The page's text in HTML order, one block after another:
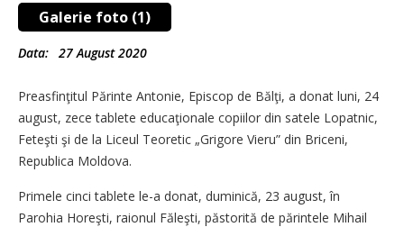
Galerie foto (1)
Data: 27 August 2020
Preasfinţitul Părinte Antonie, Episcop de Bălţi, a donat luni, 24
august, zece tablete educaţionale copiilor din satele Lopatnic,
Feteşti şi de la Liceul Teoretic „Grigore Vieru” din Briceni,
Republica Moldova.
Primele cinci tablete le-a donat, duminică, 23 august, în
Parohia Horeşti, raionul Făleşti, păstorită de părintele Mihail